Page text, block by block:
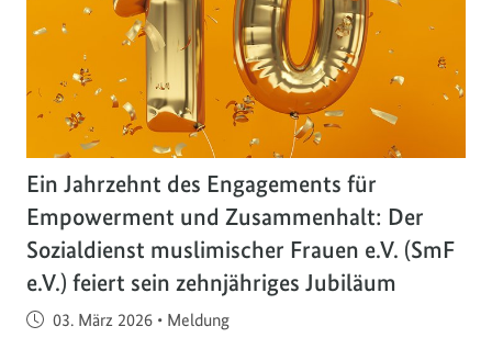
Ein Jahrzehnt des Engagements für
Empowerment und Zusammenhalt: Der
Sozialdienst muslimischer Frauen e.V. (SmF
e.V.) feiert sein zehnjähriges Jubiläum
Veröffentlicht am
03. März 2026 • Meldung